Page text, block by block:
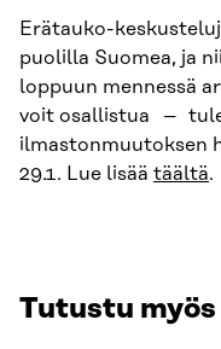
Erätauko-
puolilla Suomea, ja
loppuun mennessä
voit osallistua
–
ilmastonmuutoksen
29.1. Lue lisää täältä.
Tutustu myös